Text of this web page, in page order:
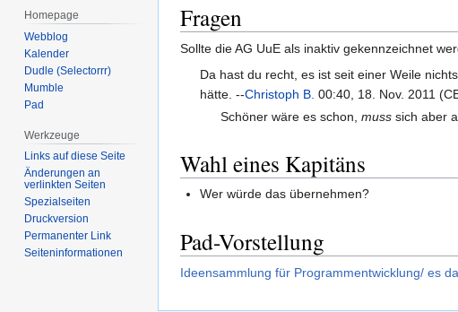
springen
springen
Fragen
Sollte die AG UuE als inaktiv gekennzeichnet
Da hast du recht, es ist seit einer Weile
hätte. --Christoph B. 00:40, 18. Nov. 2011
Schöner wäre es schon, musssich aber
Wahl eines Kapitäns
Wer würde das übernehmen?
Pad-Vorstellung
Ideensammlung für Programmentwicklung/ es
Homepage
Webblog
Kalender
Dudle (Selectorrr)
Mumble
Pad
Werkzeuge
Links auf diese Seite
Änderungen an
verlinkten Seiten
Spezialseiten
Druckversion
Permanenter Link
Seiten­­informationen